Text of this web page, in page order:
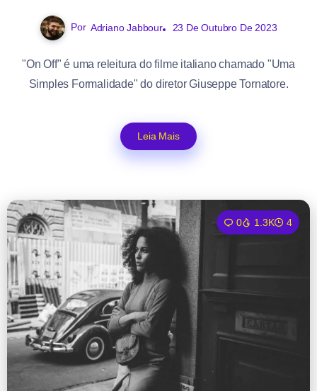
Por Adriano Jabbour 23 De Outubro De 2023
"On Off" é uma releitura do filme italiano chamado "Uma
Simples Formalidade" do diretor Giuseppe Tornatore.
Leia Mais
0 1.3K 4